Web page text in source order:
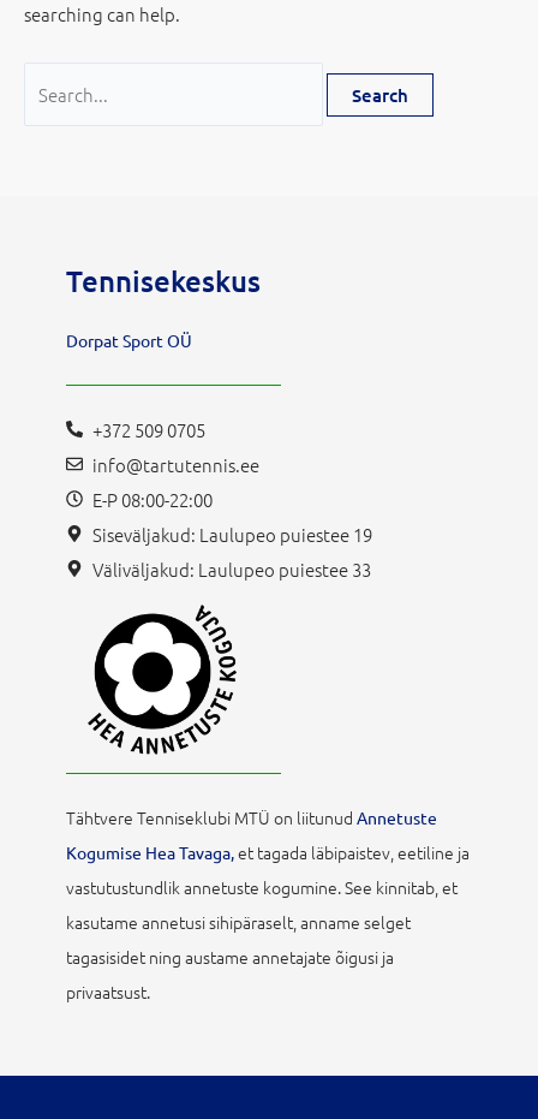
searching can help.
Tennisekeskus
Dorpat Sport OÜ
+372 509 0705
info@tartutennis.ee
E-P 08:00-22:00
Siseväljakud: Laulupeo puiestee 19
Väliväljakud: Laulupeo puiestee 33
Tähtvere Tenniseklubi MTÜ on liitunud Annetuste
Kogumise Hea Tavaga,et tagada läbipaistev, eetiline ja
vastutustundlik annetuste kogumine. See kinnitab, et
kasutame annetusi sihipäraselt, anname selget
tagasisidet ning austame annetajate õigusi ja
privaatsust.